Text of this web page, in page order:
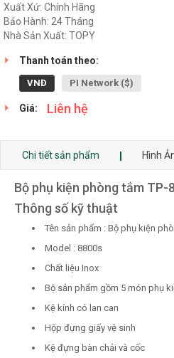
Xuất Xứ: Chính Hãng
Bảo Hành: 24 Tháng
Nhà Sản Xuất: TOPY
Thanh toán theo:
VNĐ PI Network ($)
Giá: Liên hệ
Chi tiết sản phẩm Hình
Bộ phụ kiện phòng tắm TP-
Thông số kỹ thuật
Tên sản phẩm : Bộ phụ kiện
Model : 8800s
Chất liệu Inox
Bộ sản phẩm gồm 5 món phụ
Kệ kính có lan can
Hộp đựng giấy vệ sinh
Kệ đựng bàn chải và cốc